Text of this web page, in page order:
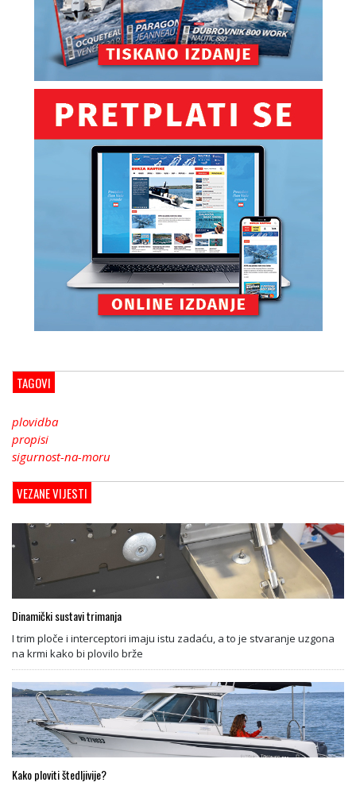
TAGOVI
plovidba
propisi
sigurnost-na-moru
VEZANE VIJESTI
Dinamički sustavi trimanja
I trim ploče i interceptori imaju istu zadaću, a to je stvaranje uzgona
na krmi kako bi plovilo brže
Kako ploviti štedljivije?